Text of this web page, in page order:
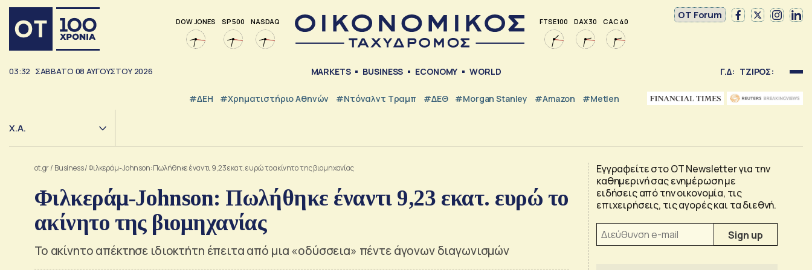
DOW JONES SP 500 NASDAQ FTSE 100 DAX 30 CAC 40
OT Forum
03:32 ΣΑΒΒΑΤΟ 08 ΑΥΓΟΥΣΤΟΥ 2026 MARKETS BUSINESS ECONOMY WORLD Γ.Δ: ΤΖΙΡΟΣ:
#ΔΕΗ #Χρηματιστήριο Αθηνών #Ντόναλντ Τραμπ #ΔΕΘ #Morgan Stanley #Amazon #Metlen
Χ.Α.
ot.gr/ Business/Φιλκεράμ-Johnson: Πωλήθηκε έναντι 9,23 εκατ. ευρώ το ακίνητο της βιομηχανίας
Φιλκεράμ-Johnson: Πωλήθηκε έναντι 9,23 εκατ. ευρώ το
ακίνητο της βιομηχανίας
Το ακίνητο απέκτησε ιδιοκτήτη έπειτα από μια «οδύσσεια» πέντε άγονων διαγωνισμών
Εγγραφείτε στο OT Newsletter για την
καθημερινή σας ενημέρωση με
ειδήσεις από την οικονομία, τις
επιχειρήσεις, τις αγορές και τα διεθνή.